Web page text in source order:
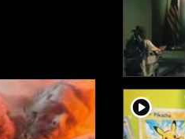
player2